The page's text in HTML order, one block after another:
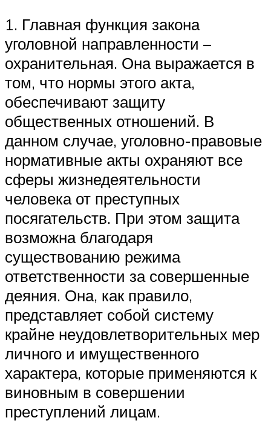
1. Главная функция закона
уголовной направленности –
охранительная. Она выражается в
том, что нормы этого акта,
обеспечивают защиту
общественных отношений. В
данном случае, уголовно-правовые
нормативные акты охраняют все
сферы жизнедеятельности
человека от преступных
посягательств. При этом защита
возможна благодаря
существованию режима
ответственности за совершенные
деяния. Она, как правило,
представляет собой систему
крайне неудовлетворительных мер
личного и имущественного
характера, которые применяются к
виновным в совершении
преступлений лицам.